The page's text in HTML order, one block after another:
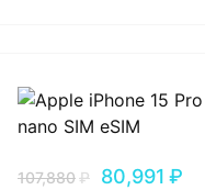
107,880₽ 80,991 ₽